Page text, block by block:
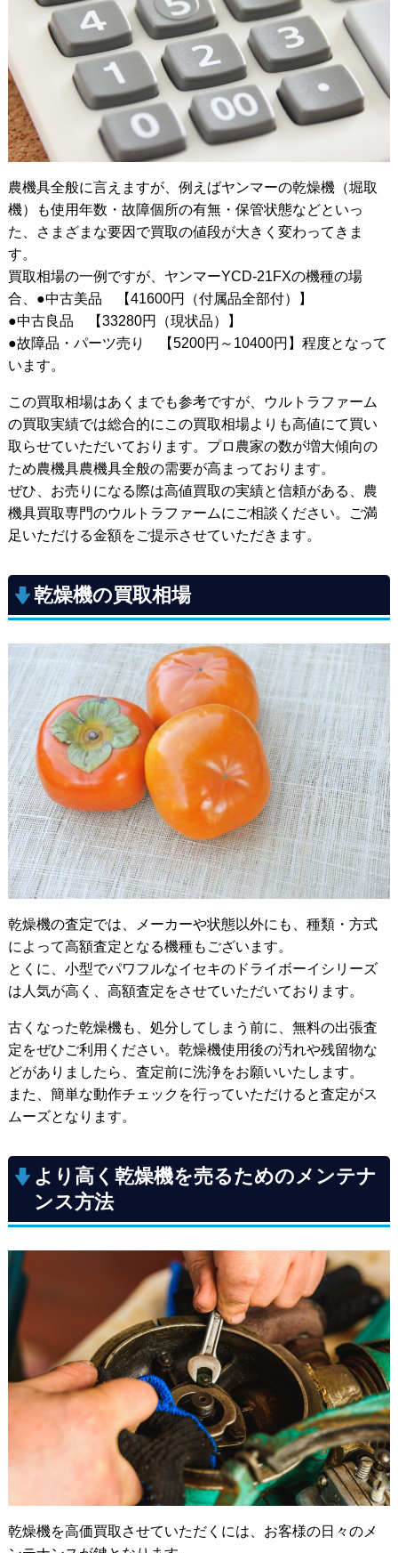
農機具全般に言えますが、例えばヤンマーの乾燥機（堀取
機）も使用年数・故障個所の有無・保管状態などといっ
た、さまざまな要因で買取の値段が大きく変わってきま
す。
買取相場の一例ですが、ヤンマーYCD-21FXの機種の場
合、●中古美品 【41600円（付属品全部付）】
●中古良品 【33280円（現状品）】
●故障品・パーツ売り 【5200円～10400円】程度となって
います。
この買取相場はあくまでも参考ですが、ウルトラファーム
の買取実績では総合的にこの買取相場よりも高値にて買い
取らせていただいております。プロ農家の数が増大傾向の
ため農機具農機具全般の需要が高まっております。
ぜひ、お売りになる際は高値買取の実績と信頼がある、農
機具買取専門のウルトラファームにご相談ください。ご満
足いただける金額をご提示させていただきます。
乾燥機の買取相場
乾燥機の査定では、メーカーや状態以外にも、種類・方式
によって高額査定となる機種もございます。
とくに、小型でパワフルなイセキのドライボーイシリーズ
は人気が高く、高額査定をさせていただいております。
古くなった乾燥機も、処分してしまう前に、無料の出張査
定をぜひご利用ください。乾燥機使用後の汚れや残留物な
どがありましたら、査定前に洗浄をお願いいたします。
また、簡単な動作チェックを行っていただけると査定がス
ムーズとなります。
より高く乾燥機を売るためのメンテナ
ンス方法
乾燥機を高価買取させていただくには、お客様の日々のメ